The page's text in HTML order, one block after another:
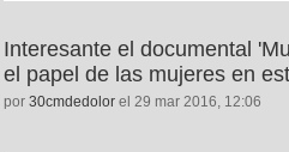
Interesante el documental
el papel de las mujeres en
por 30cmdedolor el 29 mar 2016, 12:06